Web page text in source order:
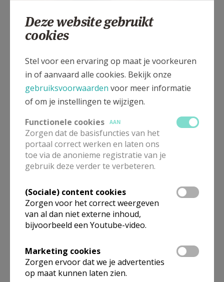
Beroepsvereniging Zorgpastores
Lanceringsavond boek Zeven
kruiswoorden
Deze website gebruikt
cookies
Stel voor een ervaring op maat je voorkeuren
in of aanvaard alle cookies. Bekijk onze
gebruiksvoorwaarden voor meer informatie
of om je instellingen te wijzigen.
Functionele cookies
AAN
Zorgen dat de basisfuncties van het
portaal correct werken en laten ons
toe via de anonieme registratie van je
gebruik deze verder te verbeteren.
(Sociale) content cookies
Zorgen voor het correct weergeven
van al dan niet externe inhoud,
bijvoorbeeld een Youtube-video.
Marketing cookies
Zorgen ervoor dat we je advertenties
op maat kunnen laten zien.